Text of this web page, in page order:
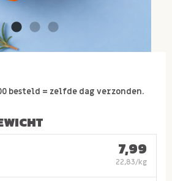
besteld = zelfde dag verzonden.
7,99
22,83/kg